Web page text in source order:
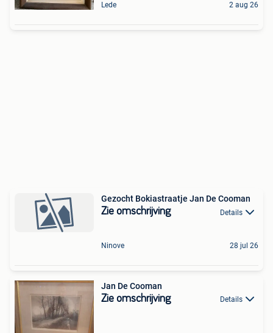
Lede 2 aug 26
Gezocht Bokiastraatje Jan De Cooman
Zie omschrijving Details
Ninove 28 jul 26
Jan De Cooman
Zie omschrijving Details